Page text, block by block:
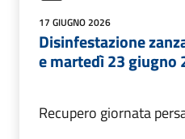
17 GIUGNO 2026
Disinfestazione
e martedì 23 giugno
Recupero giornata